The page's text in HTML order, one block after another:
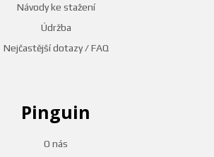
Návody ke stažení
Údržba
Nejčastější dotazy / FAQ
Pinguin
O nás